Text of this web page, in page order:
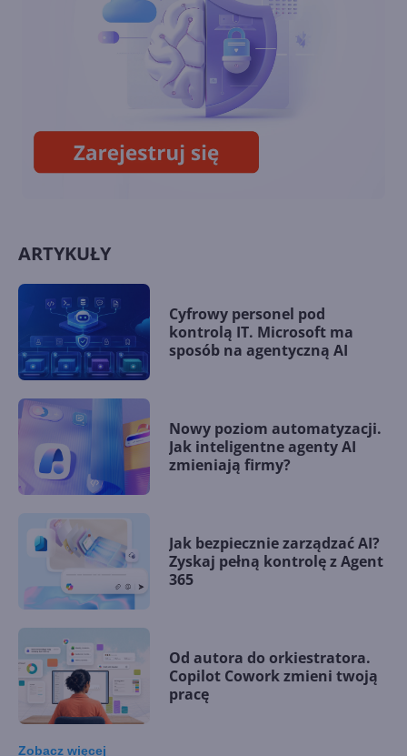
Defender. VPN w pakiecie!
Microsoft Face Check -
weryfikacja twarzy już
dostępna dla firm
ARTYKUŁY
Cyfrowy personel pod
kontrolą IT. Microsoft ma
sposób na agentyczną AI
Nowy poziom automatyzacji.
Jak inteligentne agenty AI
zmieniają firmy?
Jak bezpiecznie zarządzać AI?
Zyskaj pełną kontrolę z Agent
365
Od autora do orkiestratora.
Copilot Cowork zmieni twoją
pracę
Zobacz więcej